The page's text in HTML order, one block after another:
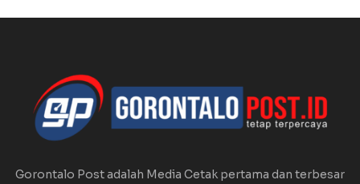
Gorontalo Post adalah Media Cetak pertama dan terbesar